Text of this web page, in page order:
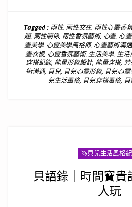
Tagged : 兩性, 兩性交往, 兩性心靈香
題, 兩性關係, 兩性香氛藝術, 心靈, 心
靈美學, 心靈美學風格師, 心靈藝術溝
靈衣櫥, 心靈香氛藝術, 生活美學, 生活
穿搭紀錄, 能量形象設計, 能量穿搭, 芳
術溝通, 貝兒, 貝兒心靈形象, 貝兒心靈
兒生活風格, 貝兒穿搭風格,
🦄️貝兒生活風格
貝語錄｜時間寶貴
人玩